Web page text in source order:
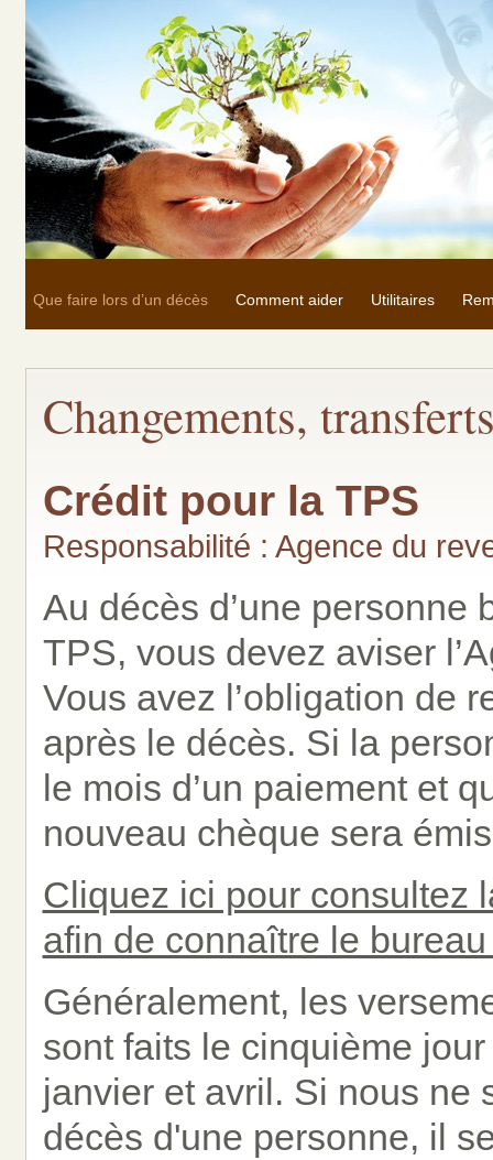
Que faire lors d’un décès Comment aider Utilitaires
Changements,
Crédit pour la TPS
Responsabilité : Agence du
Au décès d’une personne
TPS, vous devez aviser
Vous avez l’obligation de
après le décès. Si la
le mois d’un paiement et
nouveau chèque sera
Cliquez ici pour consultez
afin de connaître le
Généralement, les
sont faits le cinquième
janvier et avril. Si nous ne
décès d'une personne, il